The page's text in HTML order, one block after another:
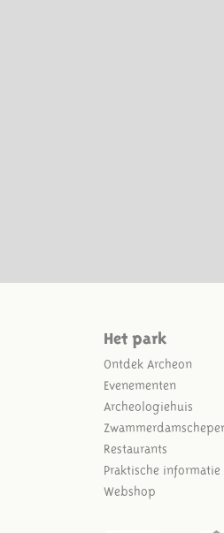
Het park
Ontdek Archeon
Evenementen
Archeologiehuis
Restaurants
Praktische informatie
Webshop